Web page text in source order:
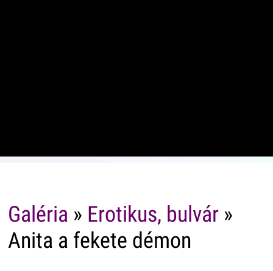
Galéria » Erotikus, bulvár»
Anita a fekete démon